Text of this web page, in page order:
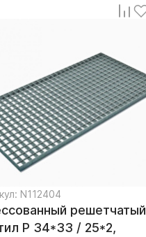
N112404
решетчатый
Р 34*33 / 25*2,